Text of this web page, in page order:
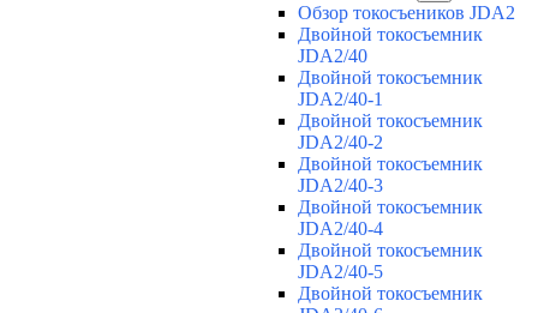
Обзор токосъеников JDA2
Двойной токосъемник
JDA2/40
Двойной токосъемник
JDA2/40-1
Двойной токосъемник
JDA2/40-2
Двойной токосъемник
JDA2/40-3
Двойной токосъемник
JDA2/40-4
Двойной токосъемник
JDA2/40-5
Двойной токосъемник